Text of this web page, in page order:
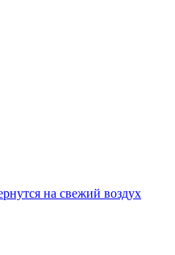
на свежий воздух